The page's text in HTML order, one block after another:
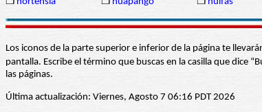
Los iconos de la parte superior e inferior de la página te
pantalla. Escribe el término que buscas en la casilla que
las páginas.
Última actualización: Viernes, Agosto 7 06:16 PDT 2026